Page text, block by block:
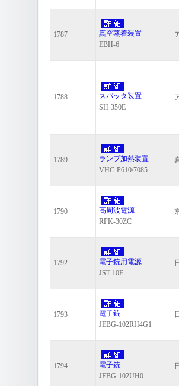
1787
真空蒸着装置
EBH-6
1788
スパッタ装置
SH-350E
1789
ランプ加熱装置
VHC-P610/7085
1790
高周波電源
RFK-30ZC
1792
電子銃用電源
JST-10F
1793
電子銃
JEBG-102RH4G1
1794
電子銃
JEBG-102UH0